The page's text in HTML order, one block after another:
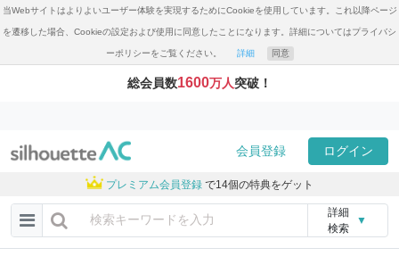
当Webサイトはよりよいユーザー体験を実現するためにCookieを使用しています。これ以降ページ
を遷移した場合、Cookieの設定および使用に同意したことになります。詳細についてはプライバシ
ーポリシーをご覧ください。 詳細 同意
総会員数1600万人突破！
会員登録 ログイン
プレミアム会員登録 で14個の特典をゲット
詳細
検索
▼